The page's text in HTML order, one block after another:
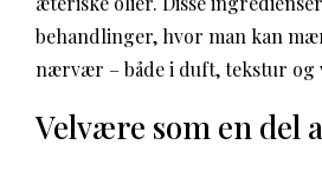
behandlinger, hvor man kan
nærvær – både i duft, tekstur og
Velvære som en del